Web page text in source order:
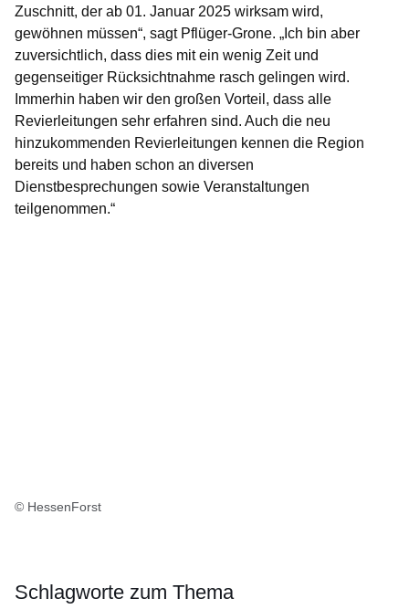
Zuschnitt, der ab 01. Januar 2025 wirksam wird,
gewöhnen müssen“, sagt Pflüger-Grone. „Ich bin aber
zuversichtlich, dass dies mit ein wenig Zeit und
gegenseitiger Rücksichtnahme rasch gelingen wird.
Immerhin haben wir den großen Vorteil, dass alle
Revierleitungen sehr erfahren sind. Auch die neu
hinzukommenden Revierleitungen kennen die Region
bereits und haben schon an diversen
Dienstbesprechungen sowie Veranstaltungen
teilgenommen.“
© HessenForst
Schlagworte zum Thema